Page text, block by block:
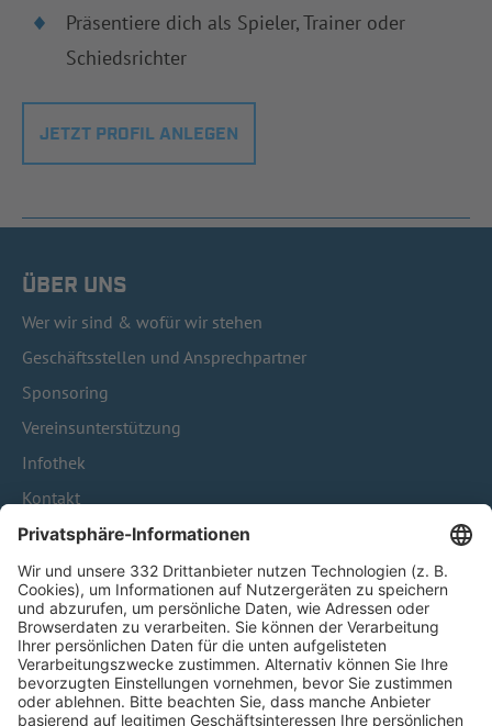
Präsentiere dich als Spieler, Trainer oder
Schiedsrichter
JETZT PROFIL ANLEGEN
ÜBER UNS
Wer wir sind & wofür wir stehen
Geschäftsstellen und Ansprechpartner
Sponsoring
Vereinsunterstützung
Infothek
Kontakt
HÄUFIG BESUCHTE SEITEN
Pässe und Vereinswechsel
Trainerausbildung
Schulungsangebot Vereinsmitarbeiter
BFV-Geschäftsstellen